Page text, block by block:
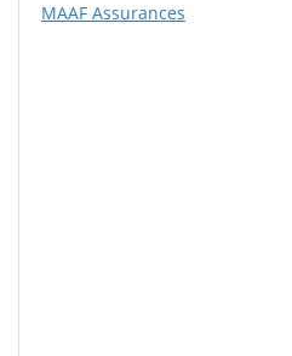
MAAF Assurances